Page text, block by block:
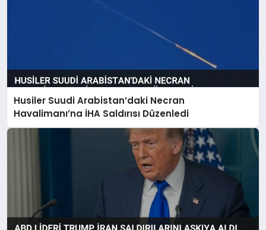
Husiler Suudi Arabistan’daki Necran
Havalimanı’na İHA Saldırısı Düzenledi